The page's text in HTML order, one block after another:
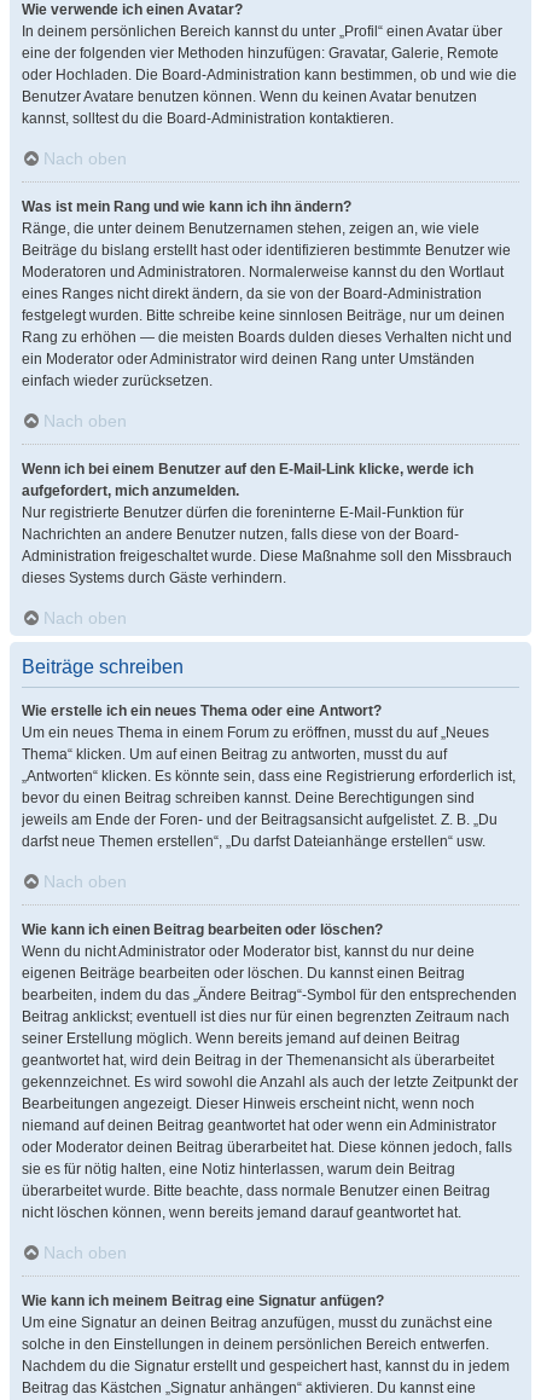
Wie verwende ich einen Avatar?
In deinem persönlichen Bereich kannst du unter „Profil“ einen Avatar über
eine der folgenden vier Methoden hinzufügen: Gravatar, Galerie, Remote
oder Hochladen. Die Board-Administration kann bestimmen, ob und wie die
Benutzer Avatare benutzen können. Wenn du keinen Avatar benutzen
kannst, solltest du die Board-Administration kontaktieren.
Nach oben
Was ist mein Rang und wie kann ich ihn ändern?
Ränge, die unter deinem Benutzernamen stehen, zeigen an, wie viele
Beiträge du bislang erstellt hast oder identifizieren bestimmte Benutzer wie
Moderatoren und Administratoren. Normalerweise kannst du den Wortlaut
eines Ranges nicht direkt ändern, da sie von der Board-Administration
festgelegt wurden. Bitte schreibe keine sinnlosen Beiträge, nur um deinen
Rang zu erhöhen — die meisten Boards dulden dieses Verhalten nicht und
ein Moderator oder Administrator wird deinen Rang unter Umständen
einfach wieder zurücksetzen.
Nach oben
Wenn ich bei einem Benutzer auf den E-Mail-Link klicke, werde ich
aufgefordert, mich anzumelden.
Nur registrierte Benutzer dürfen die foreninterne E-Mail-Funktion für
Nachrichten an andere Benutzer nutzen, falls diese von der Board-
Administration freigeschaltet wurde. Diese Maßnahme soll den Missbrauch
dieses Systems durch Gäste verhindern.
Nach oben
Beiträge schreiben
Wie erstelle ich ein neues Thema oder eine Antwort?
Um ein neues Thema in einem Forum zu eröffnen, musst du auf „Neues
Thema“ klicken. Um auf einen Beitrag zu antworten, musst du auf
„Antworten“ klicken. Es könnte sein, dass eine Registrierung erforderlich ist,
bevor du einen Beitrag schreiben kannst. Deine Berechtigungen sind
jeweils am Ende der Foren- und der Beitragsansicht aufgelistet. Z. B. „Du
darfst neue Themen erstellen“, „Du darfst Dateianhänge erstellen“ usw.
Nach oben
Wie kann ich einen Beitrag bearbeiten oder löschen?
Wenn du nicht Administrator oder Moderator bist, kannst du nur deine
eigenen Beiträge bearbeiten oder löschen. Du kannst einen Beitrag
bearbeiten, indem du das „Ändere Beitrag“-Symbol für den entsprechenden
Beitrag anklickst; eventuell ist dies nur für einen begrenzten Zeitraum nach
seiner Erstellung möglich. Wenn bereits jemand auf deinen Beitrag
geantwortet hat, wird dein Beitrag in der Themenansicht als überarbeitet
gekennzeichnet. Es wird sowohl die Anzahl als auch der letzte Zeitpunkt der
Bearbeitungen angezeigt. Dieser Hinweis erscheint nicht, wenn noch
niemand auf deinen Beitrag geantwortet hat oder wenn ein Administrator
oder Moderator deinen Beitrag überarbeitet hat. Diese können jedoch, falls
sie es für nötig halten, eine Notiz hinterlassen, warum dein Beitrag
überarbeitet wurde. Bitte beachte, dass normale Benutzer einen Beitrag
nicht löschen können, wenn bereits jemand darauf geantwortet hat.
Nach oben
Wie kann ich meinem Beitrag eine Signatur anfügen?
Um eine Signatur an deinen Beitrag anzufügen, musst du zunächst eine
solche in den Einstellungen in deinem persönlichen Bereich entwerfen.
Nachdem du die Signatur erstellt und gespeichert hast, kannst du in jedem
Beitrag das Kästchen „Signatur anhängen“ aktivieren. Du kannst eine